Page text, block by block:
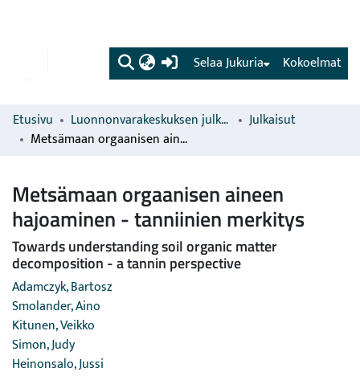
(current) Kokoelmat
Selaa Jukuria
Etusivu Luonnonvarakeskuksen julkaisut
Julkaisut
Metsämaan orgaanisen aineen hajoaminen - tanniinien merkitys
Metsämaan orgaanisen aineen
hajoaminen - tanniinien merkitys
Towards understanding soil organic matter
decomposition - a tannin perspective
Adamczyk, Bartosz
Smolander, Aino
Kitunen, Veikko
Simon, Judy
Heinonsalo, Jussi